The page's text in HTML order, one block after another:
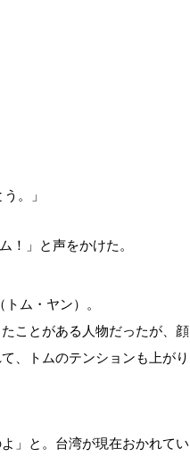
。」
！」と声をかけた。
ム・ヤン）。
ことがある人物だったが、顔
、トムのテンションも上がり
」と。台湾が現在おかれてい